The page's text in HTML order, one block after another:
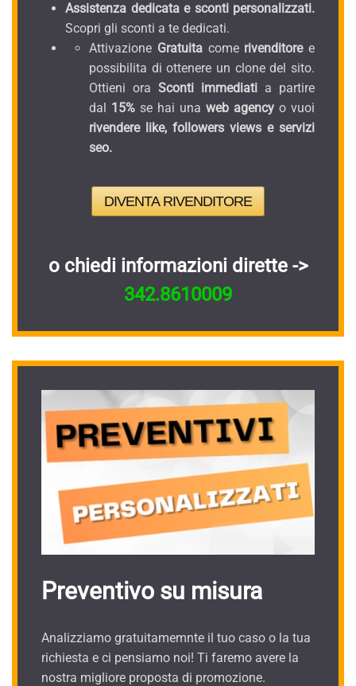
Assistenza dedicata e sconti personalizzati.
Scopri gli sconti a te dedicati.
Attivazione Gratuitacomerivenditoree
possibilita di ottenere un clone del sito.
Ottieni ora Sconti immediati a partire
dal 15% se hai una web agency o vuoi
rivendere like, followers views e servizi
seo.
DIVENTA RIVENDITORE
o chiedi informazioni dirette ->
342.8610009
Preventivo su misura
Analizziamo gratuitamemnte il tuo caso o la tua
richiesta e ci pensiamo noi! Ti faremo avere la
nostra migliore proposta di promozione.